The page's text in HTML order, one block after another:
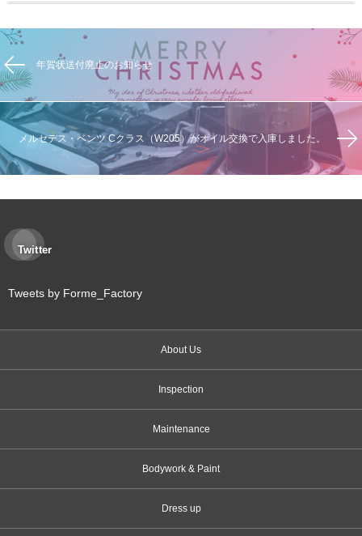
年賀状送付廃止のお知らせ
メルセデス・ベンツ Cクラス（W205）がオイル交換で入庫しました。
Twitter
Tweets by Forme_Factory
About Us
Inspection
Maintenance
Bodywork & Paint
Dress up